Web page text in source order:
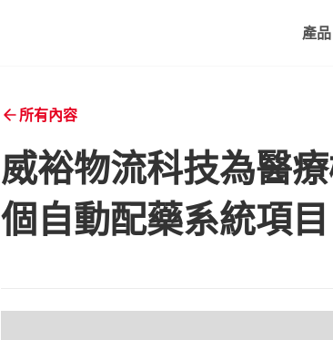
產品
所有內容
威裕物流科技為醫
個自動配藥系統項目